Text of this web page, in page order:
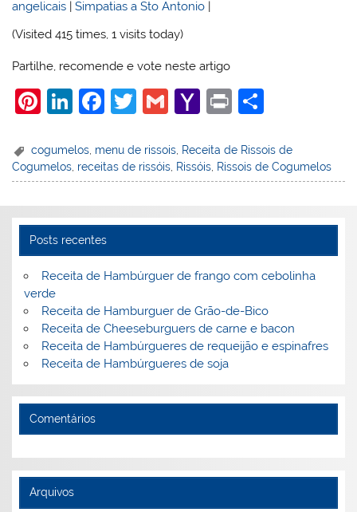
angelicais |Simpatias a Sto Antonio |
(Visited 415 times, 1 visits today)
Partilhe, recomende e vote neste artigo
Pi
er
e
st
Li
k
e
n
F
c
e
o
o
k
T
itt
er
G
ai
l
Y
h
o
M
ai
l
Pr
t
ar
e
cogumelos menu de rissois Receita de Rissois de
Cogumelos, receitas de rissóis, Rissóis, Rissois de Cogumelos
Posts recentes
Receita de Hambúrguer de frango com cebolinha
verde
Receita de Hamburguer de Grão-de-Bico
Receita de Cheeseburguers de carne e bacon
Receita de Hambúrgueres de requeijão e espinafres
Receita de Hambúrgueres de soja
Comentários
Arquivos